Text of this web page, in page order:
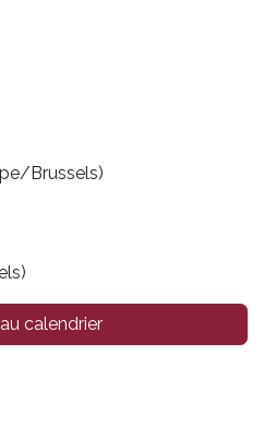
Brussels)
)
calendrier